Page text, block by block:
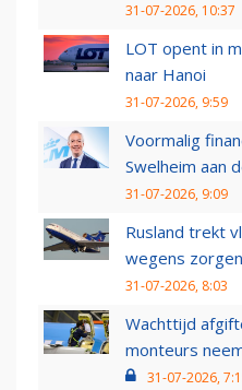
31-07-2026, 10:37
LOT opent in
naar Hanoi
31-07-2026, 9:59
Voormalig
Swelheim aan
31-07-2026, 9:09
Rusland trekt
wegens
31-07-2026, 8:03
Wachttijd
monteurs
31-07-2026,